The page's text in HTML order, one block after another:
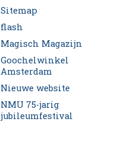
Sitemap
flash
Magisch Magazijn
Goochelwinkel
Amsterdam
Nieuwe website
NMU 75-jarig
jubileumfestival